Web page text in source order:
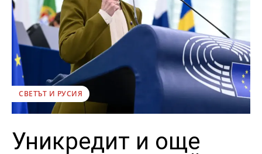
СВЕТЪТ И РУСИЯ
Уникредит и още